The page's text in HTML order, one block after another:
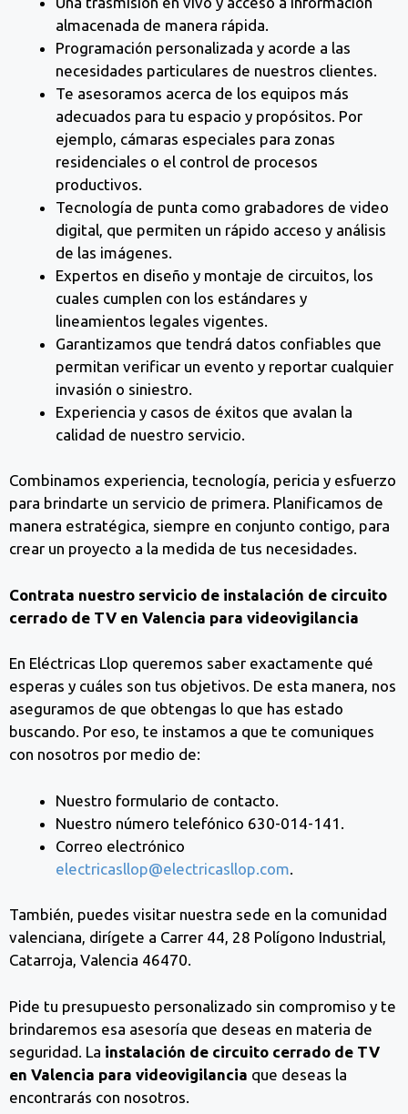
almacenada de manera rápida.
Programación personalizada y acorde a las
necesidades particulares de nuestros clientes.
Te asesoramos acerca de los equipos más
adecuados para tu espacio y propósitos. Por
ejemplo, cámaras especiales para zonas
residenciales o el control de procesos
productivos.
Tecnología de punta como grabadores de video
digital, que permiten un rápido acceso y análisis
de las imágenes.
Expertos en diseño y montaje de circuitos, los
cuales cumplen con los estándares y
lineamientos legales vigentes.
Garantizamos que tendrá datos confiables que
permitan verificar un evento y reportar cualquier
invasión o siniestro.
Experiencia y casos de éxitos que avalan la
calidad de nuestro servicio.
Combinamos experiencia, tecnología, pericia y esfuerzo
para brindarte un servicio de primera. Planificamos de
manera estratégica, siempre en conjunto contigo, para
crear un proyecto a la medida de tus necesidades.
Contrata nuestro servicio de instalación de circuito
cerrado de TV en Valencia para videovigilancia
En Eléctricas Llop queremos saber exactamente qué
esperas y cuáles son tus objetivos. De esta manera, nos
aseguramos de que obtengas lo que has estado
buscando. Por eso, te instamos a que te comuniques
con nosotros por medio de:
Nuestro formulario de contacto.
Nuestro número telefónico 630-014-141.
Correo electrónico
electricasllop@electricasllop.com.
También, puedes visitar nuestra sede en la comunidad
valenciana, dirígete a Carrer 44, 28 Polígono Industrial,
Catarroja, Valencia 46470.
Pide tu presupuesto personalizado sin compromiso y te
brindaremos esa asesoría que deseas en materia de
seguridad. La instalación de circuito cerrado de TV
en Valencia para videovigilancia que deseas la
encontrarás con nosotros.